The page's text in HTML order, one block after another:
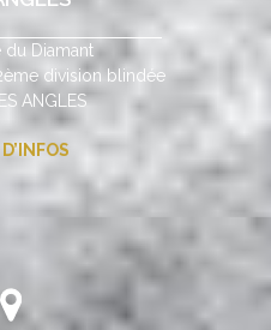
du Diamant
division blindée
ANGLES